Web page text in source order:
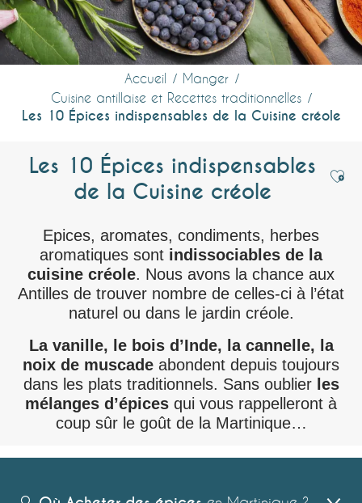
Accueil
Manger
Cuisine antillaise et Recettes traditionnelles
Les 10 Épices indispensables de la Cuisine créole
Les 10 Épices indispensables
de la Cuisine créole
Epices, aromates, condiments, herbes
aromatiques sont indissociables de la
cuisine créole. Nous avons la chance aux
Antilles de trouver nombre de celles-ci à l’état
naturel ou dans le jardin créole.
La vanille, le bois d’Inde, la cannelle, la
noix de muscade abondent depuis toujours
dans les plats traditionnels. Sans oublier les
mélanges d’épices qui vous rappelleront à
coup sûr le goût de la Martinique…